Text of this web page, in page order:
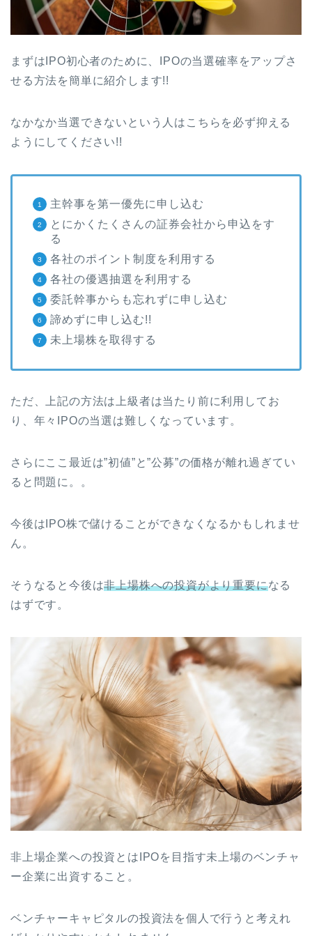
まずはIPO初心者のために、IPOの当選確率をアップさ
せる方法を簡単に紹介します!!
なかなか当選できないという人はこちらを必ず抑える
ようにしてください!!
主幹事を第一優先に申し込む
とにかくたくさんの証券会社から申込をす
る
各社のポイント制度を利用する
各社の優遇抽選を利用する
委託幹事からも忘れずに申し込む
諦めずに申し込む!!
未上場株を取得する
ただ、上記の方法は上級者は当たり前に利用してお
り、年々IPOの当選は難しくなっています。
さらにここ最近は”初値”と”公募”の価格が離れ過ぎてい
ると問題に。。
今後はIPO株で儲けることができなくなるかもしれませ
ん。
そうなると今後は非上場株への投資がより重要になる
はずです。
非上場企業への投資とはIPOを目指す未上場のベンチャ
ー企業に出資すること。
ベンチャーキャピタルの投資法を個人で行うと考えれ